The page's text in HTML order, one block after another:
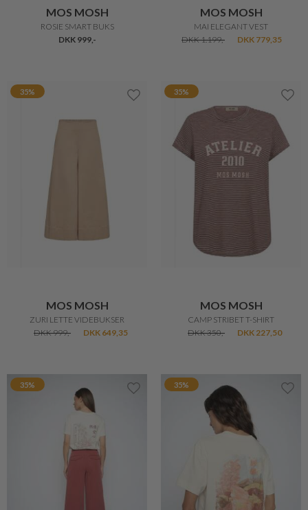
MOS MOSH
ROSIE SMART BUKS
DKK 999,-
MOS MOSH
MAI ELEGANT VEST
DKK 1.199,-
DKK 779,35
35%
MOS MOSH
ZURI LETTE VIDEBUKSER
DKK 999,-
DKK 649,35
35%
MOS MOSH
CAMP STRIBET T-SHIRT
DKK 350,-
DKK 227,50
35% 35%